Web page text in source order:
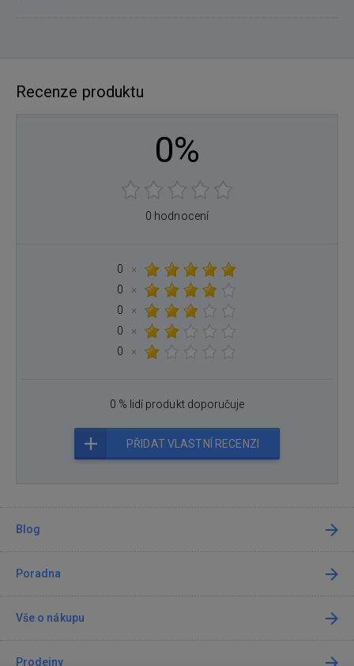
Recenze produktu
0%
0 hodnocení
0
×
0
×
0
×
0
×
0
×
0 % lidí produkt doporučuje
PŘIDAT VLASTNÍ RECENZI
Blog
Poradna
Vše o nákupu
Prodejny